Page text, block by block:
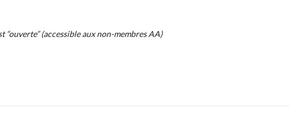
“ouverte” (accessible aux non-membres AA)